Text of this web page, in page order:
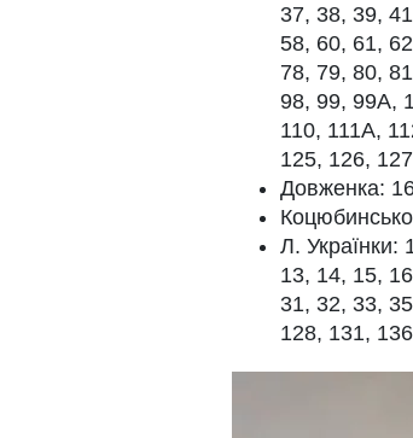
37, 38, 39,
58, 60, 61,
78, 79, 80,
98, 99, 99А,
110, 111А,
125, 126,
Довженка:
Л.
13, 14, 15,
31, 32, 33,
128, 131,